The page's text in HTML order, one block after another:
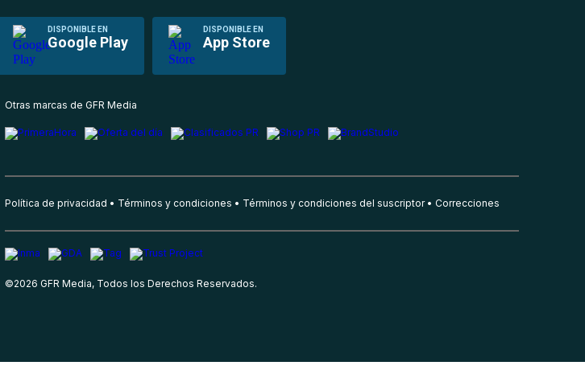
DISPONIBLE EN
Google Play
DISPONIBLE EN
App Store
Otras marcas de GFR Media
Política de privacidad Términos y condiciones Términos y condiciones del suscriptor Correcciones
©2026 GFR Media, Todos los Derechos Reservados.